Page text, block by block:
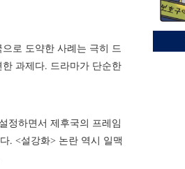
로 도약한 사례는 극히 드
과제다. 드라마가 단순한
정하면서 제후국의 프레임
. <설강화> 논란 역시 일맥